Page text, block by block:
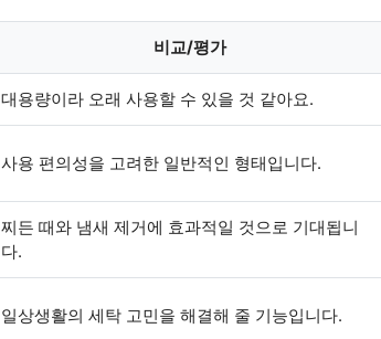
비교/평가
대용량이라 오래 사용할 수 있을 것 같아요.
사용 편의성을 고려한 일반적인 형태입니다.
찌든 때와 냄새 제거에 효과적일 것으로 기대됩니
다.
일상생활의 세탁 고민을 해결해 줄 기능입니다.